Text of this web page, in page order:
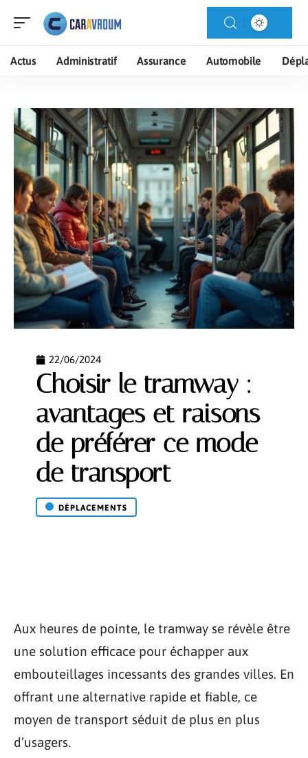
Actus Administratif Assurance Automobile
22/06/2024
Choisir le tramway :
avantages et raisons
de préférer ce mode
de transport
DÉPLACEMENTS
Aux heures de pointe, le tramway se révèle être
une solution efficace pour échapper aux
embouteillages incessants des grandes villes. En
offrant une alternative rapide et fiable, ce
moyen de transport séduit de plus en plus
d’usagers.